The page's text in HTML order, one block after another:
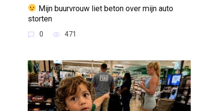
Mijn buurvrouw liet beton over mijn auto
storten
0 471